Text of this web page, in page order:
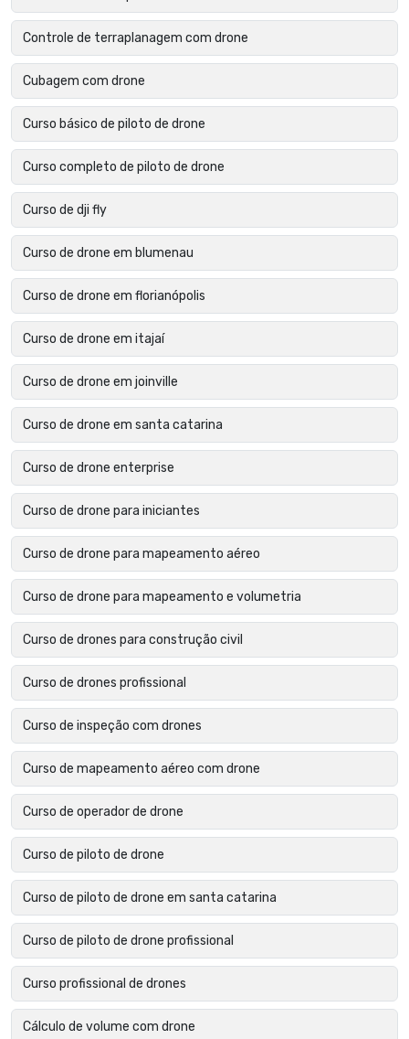
Controle de terraplanagem com drone
Cubagem com drone
Curso básico de piloto de drone
Curso completo de piloto de drone
Curso de dji fly
Curso de drone em blumenau
Curso de drone em florianópolis
Curso de drone em itajaí
Curso de drone em joinville
Curso de drone em santa catarina
Curso de drone enterprise
Curso de drone para iniciantes
Curso de drone para mapeamento aéreo
Curso de drone para mapeamento e volumetria
Curso de drones para construção civil
Curso de drones profissional
Curso de inspeção com drones
Curso de mapeamento aéreo com drone
Curso de operador de drone
Curso de piloto de drone
Curso de piloto de drone em santa catarina
Curso de piloto de drone profissional
Curso profissional de drones
Cálculo de volume com drone